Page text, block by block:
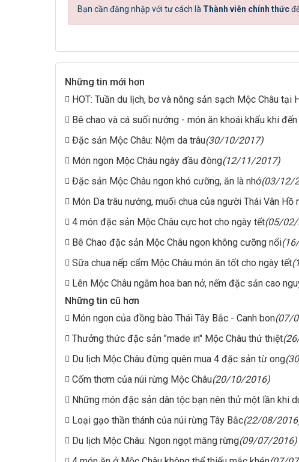
Bạn cần đăng nhập với tư cách là Thành viên chính thức
Những tin mới hơn
HOT: Tuần du lịch, bơ và nông sản sạch Mộc Châu tại
Bê chao và cá suối nướng - món ăn khoái khẩu khi
Đặc sản Mộc Châu: Nộm da trâu(30/10/2017)
Món ngon Mộc Châu ngày đầu đông(12/11/2017)
Đặc sản Mộc Châu ngon khó cưỡng, ăn là nhớ(03/12/
Món Da trâu nướng, muối chua của người Thái Vân
4 món đặc sản Mộc Châu cực hot cho ngày tết(05/
Bê Chao đặc sản Mộc Châu ngon không cưỡng nổi
Sữa chua nếp cẩm Mộc Châu món ăn tốt cho ngày tết
Lên Mộc Châu ngắm hoa ban nở, nếm đặc sản cao
Những tin cũ hơn
Món ngon của đồng bào Thái Tây Bắc - Canh bon(07/
Thưởng thức đặc sản "made in" Mộc Châu thứ thiệt
Du lịch Mộc Châu đừng quên mua 4 đặc sản từ ong
Cốm thơm của núi rừng Mộc Châu(20/10/2016)
Những món đặc sản dân tộc bạn nên thử một lần khi
Loại gạo thần thánh của núi rừng Tây Bắc(22/08/
Du lịch Mộc Châu: Ngon ngọt măng rừng(09/07/2016)